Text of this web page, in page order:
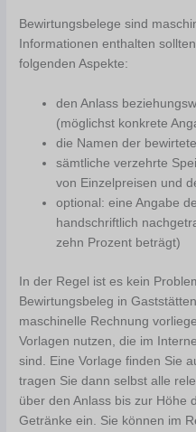
Bewirtungsbelege sind
Informationen enthalten
folgenden Aspekte:
den Anlass
(möglichst konkrete
die Namen der
sämtliche verzehrte
von Einzelpreisen und
optional: eine Angabe
handschriftlich
zehn Prozent beträgt)
In der Regel ist es kein
Bewirtungsbeleg in
maschinelle Rechnung
Vorlagen nutzen, die im
sind. Eine Vorlage finden Sie
tragen Sie dann selbst alle
über den Anlass bis zur Höhe
Getränke ein. Sie können im